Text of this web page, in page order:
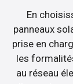
En
panneaux
prise en
les
au réseau